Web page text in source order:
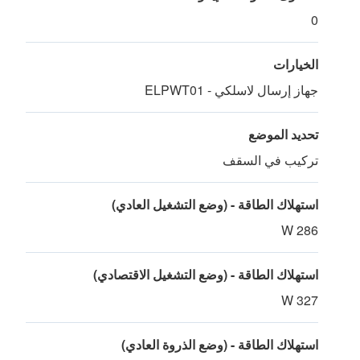
0
الخيارات
جهاز إرسال لاسلكي - ELPWT01
تحديد الموضع
تركيب في السقف
استهلاك الطاقة - (وضع التشغيل العادي)
286 W
استهلاك الطاقة - (وضع التشغيل الاقتصادي)
327 W
استهلاك الطاقة - (وضع الذروة العادي)